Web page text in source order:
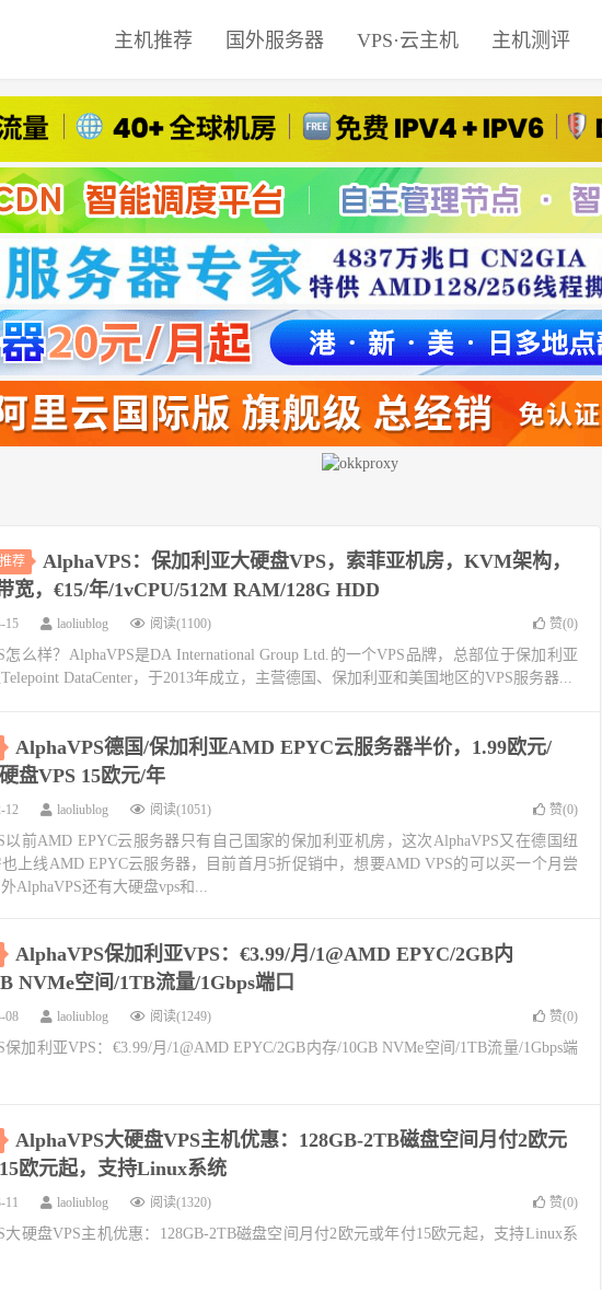
主机推荐 国外服务器 VPS·云主机 主机测评
荐
AlphaVPS：保加利亚大硬盘VPS，索菲亚机房，KVM架构，
宽，€15/年/1vCPU/512M RAM/128G HDD
15 laoliublog 阅读(1100) 赞(0)
怎么样？AlphaVPS是DA International Group Ltd.的一个VPS品牌，总部位于保加利亚
DataCenter，于2013年成立，主营德国、保加利亚和美国地区的VPS服务器...
AlphaVPS德国/保加利亚AMD EPYC云服务器半价，1.99欧元/
盘VPS 15欧元/年
12 laoliublog 阅读(1051) 赞(0)
以前AMD EPYC云服务器只有自己国家的保加利亚机房，这次AlphaVPS又在德国纽
上线AMD EPYC云服务器，目前首月5折促销中，想要AMD VPS的可以买一个月尝
AlphaVPS还有大硬盘vps和...
AlphaVPS保加利亚VPS：€3.99/月/1@AMD EPYC/2GB内
NVMe空间/1TB流量/1Gbps端口
08 laoliublog 阅读(1249) 赞(0)
保加利亚VPS：€3.99/月/1@AMD EPYC/2GB内存/10GB NVMe空间/1TB流量/1Gbps端
AlphaVPS大硬盘VPS主机优惠：128GB-2TB磁盘空间月付2欧元
欧元起，支持Linux系统
11 laoliublog 阅读(1320) 赞(0)
大硬盘VPS主机优惠：128GB-2TB磁盘空间月付2欧元或年付15欧元起，支持Linux系